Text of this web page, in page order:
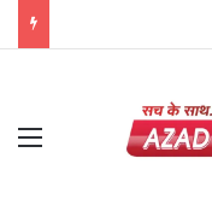
Menu